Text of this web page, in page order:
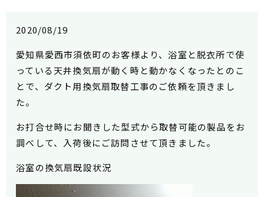
2020/08/19
愛知県愛西市須依町のお客様より、浴室と脱衣所で使
っている天井換気扇が動く時と動かなくなったとのこ
とで、ダクト用換気扇取替工事のご依頼を頂きまし
た。
お打合せ時にお聞きした型式から取替可能の製品をお
調べして、入荷後にご訪問させて頂きました。
浴室の換気扇既設状況